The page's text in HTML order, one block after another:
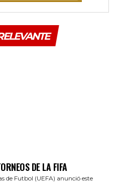
DE LA FIFA
de Futbol (UEFA) anunció este